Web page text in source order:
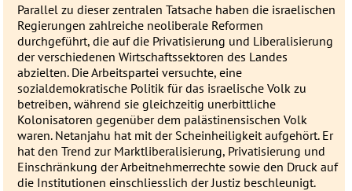
Parallel zu dieser zentralen Tatsache haben die israelischen
Regierungen zahlreiche neoliberale Reformen
durchgeführt, die auf die Privatisierung und Liberalisierung
der verschiedenen Wirtschaftssektoren des Landes
abzielten. Die Arbeitspartei versuchte, eine
sozialdemokratische Politik für das israelische Volk zu
betreiben, während sie gleichzeitig unerbittliche
Kolonisatoren gegenüber dem palästinensischen Volk
waren. Netanjahu hat mit der Scheinheiligkeit aufgehört. Er
hat den Trend zur Marktliberalisierung, Privatisierung und
Einschränkung der Arbeitnehmerrechte sowie den Druck auf
die Institutionen einschliesslich der Justiz beschleunigt.